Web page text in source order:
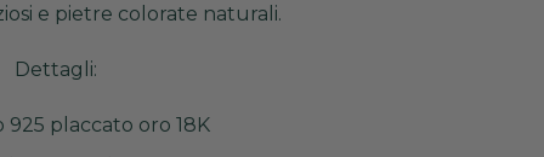
e pietre colorate naturali.
Dettagli:
925 placcato oro 18K